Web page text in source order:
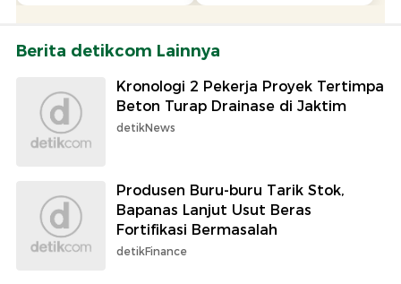
Berita detikcom Lainnya
Kronologi 2 Pekerja Proyek Tertimpa
Beton Turap Drainase di Jaktim
detikNews
Produsen Buru-buru Tarik Stok,
Bapanas Lanjut Usut Beras
Fortifikasi Bermasalah
detikFinance